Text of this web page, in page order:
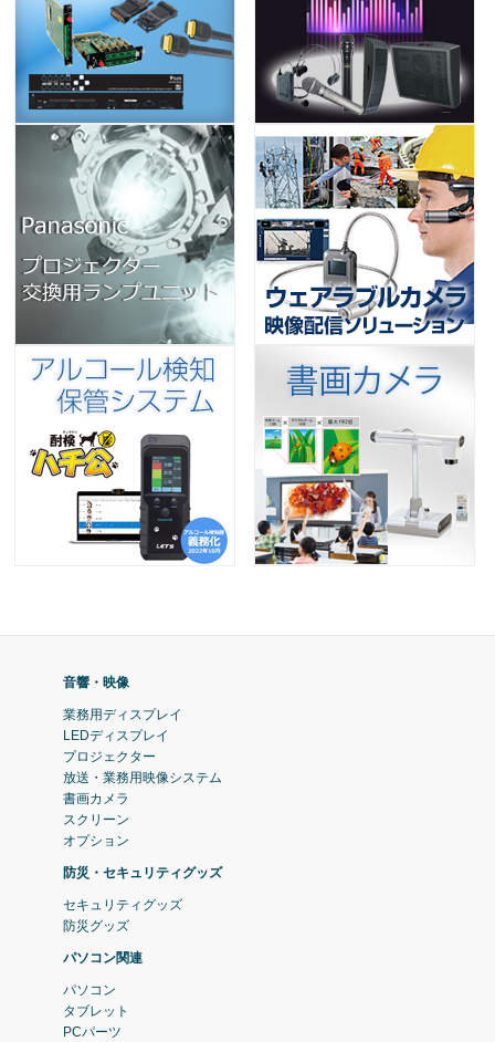
音響・映像
業務用ディスプレイ
LEDディスプレイ
プロジェクター
放送・業務用映像システム
書画カメラ
スクリーン
オプション
防災・セキュリティグッズ
セキュリティグッズ
防災グッズ
パソコン関連
パソコン
タブレット
PCパーツ